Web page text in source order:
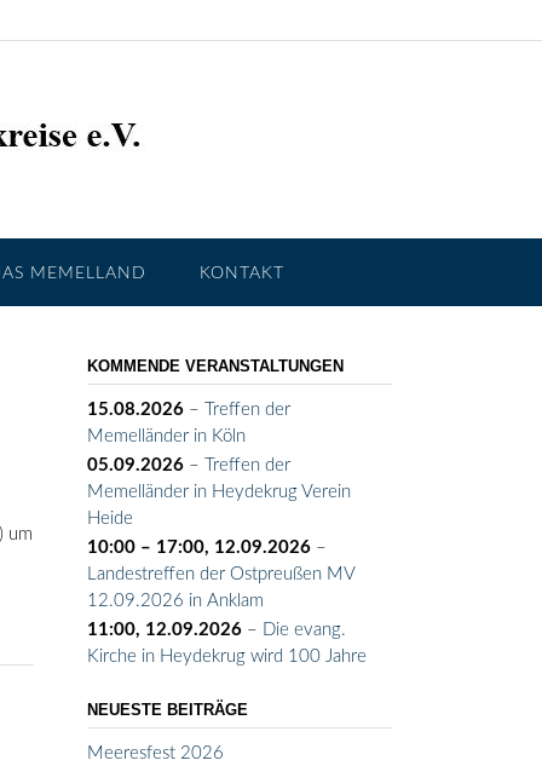
MEMELLAND KONTAKT
um
KOMMENDE VERANSTALTUNGEN
15.08.2026–
Treffen der
Memelländer in Köln
05.09.2026–
Treffen der
Memelländer in Heydekrug Verein
Heide
10:00 – 17:00, 12.09.2026–
Landestreffen der Ostpreußen MV
12.09.2026 in Anklam
11:00, 12.09.2026– Die evang.
Kirche in Heydekrug wird 100 Jahre
NEUESTE BEITRÄGE
Meeresfest 2026